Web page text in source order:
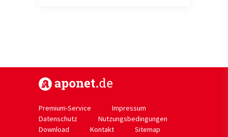
Premium-Service
Impressum
Datenschutz
Nutzungsbedingungen
Download
Kontakt Sitemap